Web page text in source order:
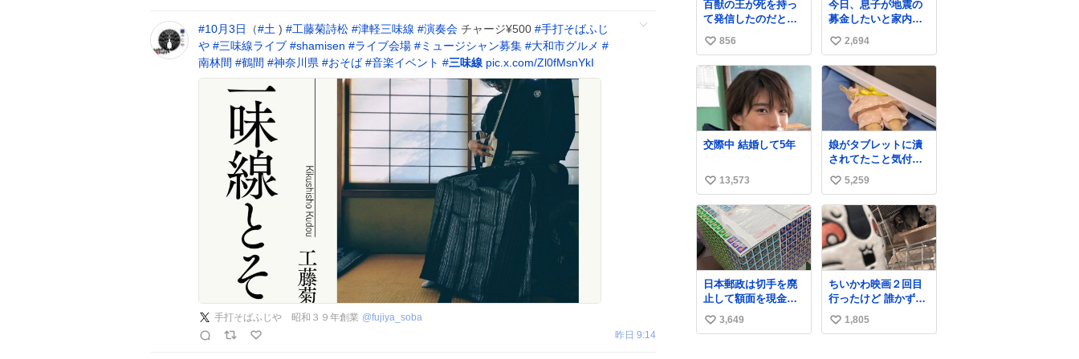
#10月3日 （#土 ) #工藤菊詩松 #津軽三味線 #演奏会 チャージ¥500 #手打そばふじ
や #三味線ライブ #shamisen #ライブ会場 #ミュージシャン募集 #大和市グルメ #
南林間 #鶴間 #神奈川県 #おそば #音楽イベント #三味線 pic.x.com/Zl0fMsnYkI
手打そばふじや 昭和３９年創業 @fujiya_soba
昨日 9:14
しさです☺️ お店のチ
ルドコーナーで探し
てくださいね！
百獣の王が死を持っ
て発信したのだと思
う 高温多湿が尋常で
ない日本の夏 どうか
早急に飼育の環境を
見直して 動物の命を
護ってください…と
治療中のライオンが
助かりますように す
べての動物の命が護
られますように
公園にて 残念ながら
個体の識別は出来ま
せん
い
い
856
今日、息子が地震の
募金したいと家内と
郵便局に行ったみた
いです。おもちゃと
か買う選択肢もあっ
たと思うけど、自分
で貯めてた2万円を役
に立てて欲しい、み
んなも元気になって
欲しいと。家内も一
緒に募金したので、
自分も何かできたら
なぁと思いました。
い
い
ね
2,694
交際中 結婚して5年
い
い
ね
数
13,573
娘がタブレットに潰
されてたこと気付か
なかった。 旦那だけ
は娘の波長を感じ取
れるから声出せずと
もSOSが伝わったら
しい。 急いで旦那が
救出して、泣きじゃ
くる娘に自分も謝っ
て抱きしめようとし
たら、ビンタされて
しまった。3回ほど。
小さい手だけど、地
味に痛い。 その後、
い
い
ね
数
5,259
日本郵政は切手を廃
止して額面を現金で
払い戻せ2026 #日本
郵政
い
3,649
ちいかわ映画２回目
行ったけど 誰かずっ
と喋っててうるさか
った 許せねえ
い
1,805